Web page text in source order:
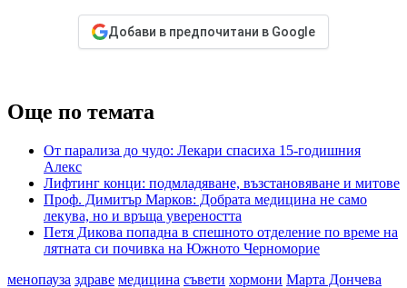
Добави в предпочитани в Google
Още по темата
От парализа до чудо: Лекари спасиха 15-годишния
Алекс
Лифтинг конци: подмладяване, възстановяване и митове
Проф. Димитър Марков: Добрата медицина не само
лекува, но и връща увереността
Петя Дикова попадна в спешното отделение по време на
лятната си почивка на Южното Черноморие
менопауза здраве медицина съвети хормони Марта Дончева